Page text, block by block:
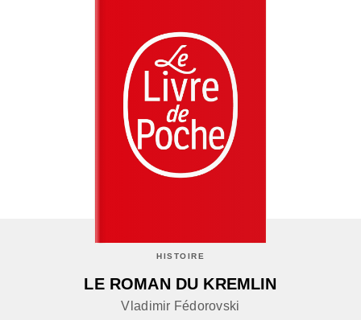
HISTOIRE
LE ROMAN DU KREMLIN
Vladimir Fédorovski